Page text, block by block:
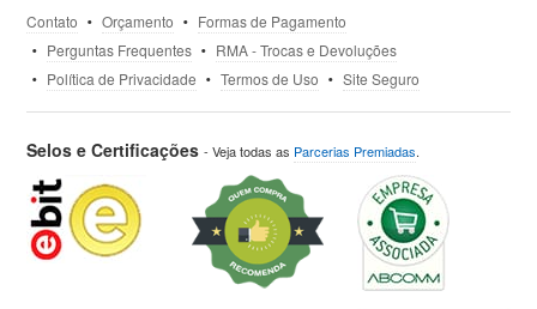
Contato Orçamento
Formas de Pagamento
Perguntas Frequentes
RMA - Trocas e Devoluções
Política de Privacidade
Termos de Uso Site Seguro
Selos e Certificações- Veja todas as Parcerias Premiadas.